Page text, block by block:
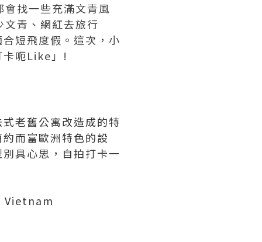
找一些充滿文青風
青、網紅去旅行
短飛度假。這次，小
卡呃Like」!
老舊公寓改造成的特
而富歐洲特色的設
具心思，自拍打卡一
Vietnam